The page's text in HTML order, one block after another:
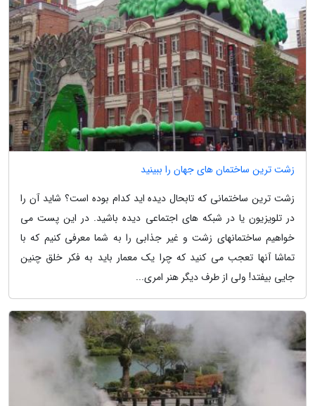
زشت ترین ساختمان های جهان را ببینید
زشت ترین ساختمانی که تابحال دیده اید کدام بوده است؟ شاید آن را
در تلویزیون یا در شبکه های اجتماعی دیده باشید. در این پست می
خواهیم ساختمانهای زشت و غیر جذابی را به شما معرفی کنیم که با
تماشا آنها تعجب می کنید که چرا یک معمار باید به فکر خلق چنین
جایی بیفتد! ولی از طرف دیگر هنر امری...